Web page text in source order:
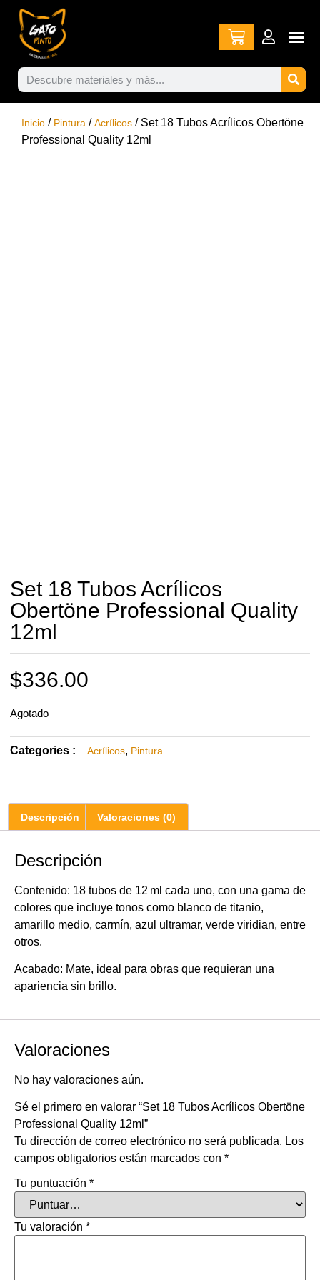
Inicio / Pintura /Acrílicos / Set 18 Tubos Acrílicos Obertöne
Professional Quality 12ml
Set 18 Tubos Acrílicos
Obertöne Professional Quality
12ml
$336.00
Agotado
Categories : Acrílicos, Pintura
Descripción Valoraciones (0)
Descripción
Contenido: 18 tubos de 12 ml cada uno, con una gama de
colores que incluye tonos como blanco de titanio,
amarillo medio, carmín, azul ultramar, verde viridian, entre
otros.
Acabado: Mate, ideal para obras que requieran una
apariencia sin brillo.
Valoraciones
No hay valoraciones aún.
Sé el primero en valorar “Set 18 Tubos Acrílicos Obertöne
Professional Quality 12ml”
Tu dirección de correo electrónico no será publicada. Los
campos obligatorios están marcados con *
Tu puntuación *
Tu valoración *